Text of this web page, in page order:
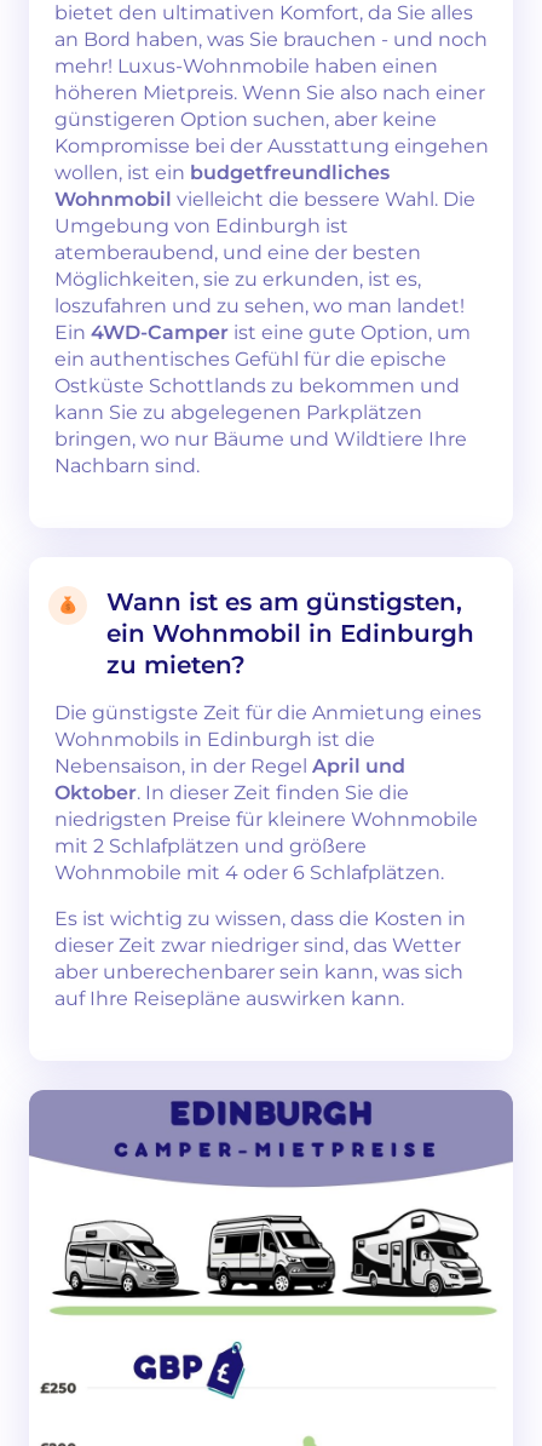
bietet den ultimativen Komfort, da Sie alles
an Bord haben, was Sie brauchen - und noch
mehr! Luxus-Wohnmobile haben einen
höheren Mietpreis. Wenn Sie also nach einer
günstigeren Option suchen, aber keine
Kompromisse bei der Ausstattung eingehen
wollen, ist ein budgetfreundliches
Wohnmobil vielleicht die bessere Wahl. Die
Umgebung von Edinburgh ist
atemberaubend, und eine der besten
Möglichkeiten, sie zu erkunden, ist es,
loszufahren und zu sehen, wo man landet!
Ein 4WD-Camper ist eine gute Option, um
ein authentisches Gefühl für die epische
Ostküste Schottlands zu bekommen und
kann Sie zu abgelegenen Parkplätzen
bringen, wo nur Bäume und Wildtiere Ihre
Nachbarn sind.
Wann ist es am günstigsten,
ein Wohnmobil in Edinburgh
zu mieten?
Die günstigste Zeit für die Anmietung eines
Wohnmobils in Edinburgh ist die
Nebensaison, in der Regel April und
Oktober. In dieser Zeit finden Sie die
niedrigsten Preise für kleinere Wohnmobile
mit 2 Schlafplätzen und größere
Wohnmobile mit 4 oder 6 Schlafplätzen.
Es ist wichtig zu wissen, dass die Kosten in
dieser Zeit zwar niedriger sind, das Wetter
aber unberechenbarer sein kann, was sich
auf Ihre Reisepläne auswirken kann.